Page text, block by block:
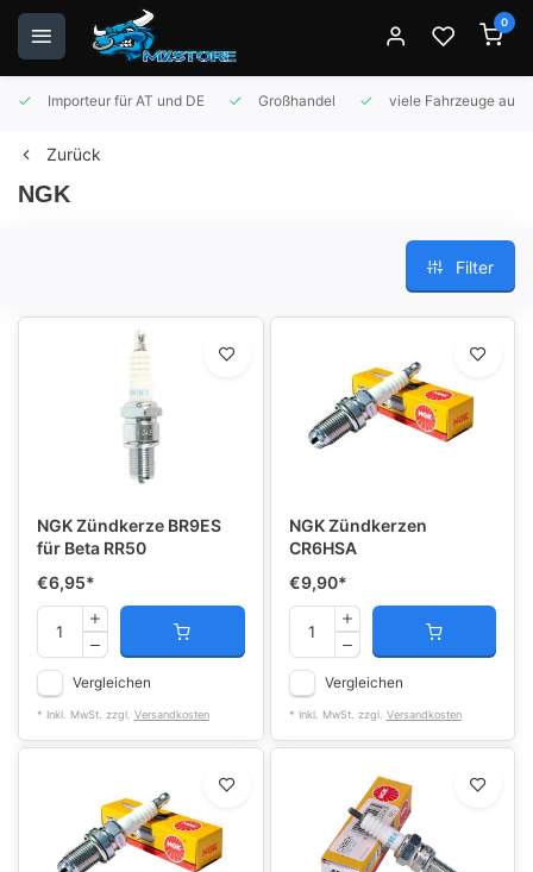
0
Importeur für AT und DE Großhandel viele Fahrzeuge auf
Zurück
NGK
Filter
NGK Zündkerze BR9ES
für Beta RR50
€6,95*
Vergleichen
* Inkl. MwSt. zzgl. Versandkosten
NGK Zündkerzen
CR6HSA
€9,90*
Vergleichen
* Inkl. MwSt. zzgl. Versandkosten